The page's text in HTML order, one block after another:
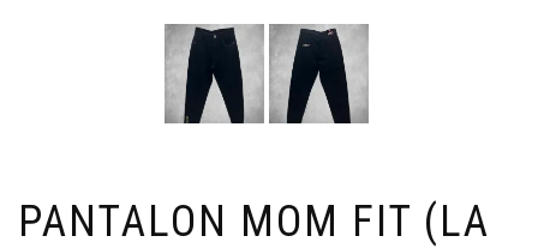
PANTALON MOM FIT (LA